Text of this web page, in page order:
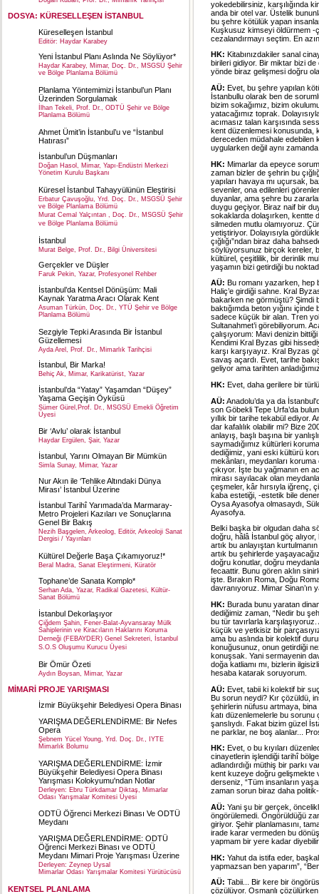
DOSYA: KÜRESELLEŞEN İSTANBUL
Küreselleşen İstanbul
Editör: Haydar Karabey
Yeni İstanbul Planı Aslında Ne Söylüyor*
Haydar Karabey, Mimar, Doç. Dr., MSGSÜ Şehir
ve Bölge Planlama Bölümü
Planlama Yöntemimizi İstanbul’un Planı
Üzerinden Sorgulamak
İlhan Tekeli, Prof. Dr., ODTÜ Şehir ve Bölge
Planlama Bölümü
Ahmet Ümit’in İstanbul’u ve “İstanbul
Hatırası”
İstanbul’un Düşmanları
Doğan Hasol, Mimar, Yapı-Endüstri Merkezi
Yönetim Kurulu Başkanı
Küresel İstanbul Tahayyülünün Eleştirisi
Erbatur Çavuşoğlu, Yrd. Doç. Dr., MSGSÜ Şehir
ve Bölge Planlama Bölümü
Murat Cemal Yalçıntan , Doç. Dr., MSGSÜ Şehir
ve Bölge Planlama Bölümü
İstanbul
Murat Belge, Prof. Dr., Bilgi Üniversitesi
Gerçekler ve Düşler
Faruk Pekin, Yazar, Profesyonel Rehber
İstanbul’da Kentsel Dönüşüm: Mali
Kaynak Yaratma Aracı Olarak Kent
Asuman Türkün, Doç. Dr., YTÜ Şehir ve Bölge
Planlama Bölümü
Sezgiyle Tepki Arasında Bir İstanbul
Güzellemesi
Ayda Arel, Prof. Dr., Mimarlık Tarihçisi
İstanbul, Bir Marka!
Behiç Ak, Mimar, Karikatürist, Yazar
İstanbul’da “Yatay” Yaşamdan “Düşey”
Yaşama Geçişin Öyküsü
Sümer Gürel,Prof. Dr., MSGSÜ Emekli Öğretim
Üyesi
Bir ‘Avlu’ olarak İstanbul
Haydar Ergülen, Şair, Yazar
İstanbul, Yarını Olmayan Bir Mümkün
Simla Sunay, Mimar, Yazar
Nur Akın ile ‘Tehlike Altındaki Dünya
Mirası’ İstanbul Üzerine
İstanbul Tarihî Yarımada’da Marmaray-
Metro Projeleri Kazıları ve Sonuçlarına
Genel Bir Bakış
Nezih Başgelen, Arkeolog, Editör, Arkeoloji Sanat
Dergisi / Yayınları
Kültürel Değerle Başa Çıkamıyoruz!*
Beral Madra, Sanat Eleştirmeni, Küratör
Tophane’de Sanata Komplo*
Serhan Ada, Yazar, Radikal Gazetesi, Kültür-
Sanat Bölümü
İstanbul Dekorlaşıyor
Çiğdem Şahin, Fener-Balat-Ayvansaray Mülk
Sahiplerinin ve Kiracıların Haklarını Koruma
Derneği (FEBAYDER) Genel Sekreteri, İstanbul
S.O.S Oluşumu Kurucu Üyesi
Bir Ömür Özeti
Aydın Boysan, Mimar, Yazar
MİMARİ PROJE YARIŞMASI
İzmir Büyükşehir Belediyesi Opera Binası
YARIŞMA DEĞERLENDİRME: Bir Nefes
Opera
Şebnem Yücel Young, Yrd. Doç. Dr., IYTE
Mimarlık Bolumu
YARIŞMA DEĞERLENDİRME: İzmir
Büyükşehir Belediyesi Opera Binası
Yarışması Kolokyumu'ndan Notlar
Derleyen: Ebru Türkdamar Diktaş, Mimarlar
Odası Yarışmalar Komitesi Üyesi
ODTÜ Öğrenci Merkezi Binası Ve ODTÜ
Meydanı
YARIŞMA DEĞERLENDİRME: ODTÜ
Öğrenci Merkezi Binası ve ODTÜ
Meydanı Mimari Proje Yarışması Üzerine
Derleyen: Zeynep Uysal
Mimarlar Odası Yarışmalar Komitesi Yürütücüsü
KENTSEL PLANLAMA
yokedebilirsiniz, karşılığında
anda bir otel var. Üstelik
bu şehre kötülük yapan
Kuşkusuz kimseyi öldürmem -
cezalandırmayı seçtim. En
HK: Kitabınızdakiler sanal
birileri gidiyor. Bir miktar bizi
yönde biraz gelişmesi doğru
AÜ: Evet, bu şehre yapılan
İstanbullu olarak ben de
bizim sokağımız, bizim
yatacağımız toprak.
acımasız talan karşısında
kent düzenlemesi konusunda,
dereceden müdahale edebilen
uygularken değil aynı
HK: Mimarlar da epeyce
zaman bizler de şehrin bu
yapıları havaya mı uçursak,
sevenler, ona edilenleri
duyanlar, ama şehre bu
duygu geçiyor. Biraz naif bir
sokaklarda dolaşırken, kentte
silmeden mutlu olamıyoruz.
yetiştiriyor. Dolayısıyla
çığlığı”ndan biraz daha
söylüyorsunuz birçok kereler,
kültürel, çeşitlilik, bir derinlik
yaşamın bizi getirdiği bu
AÜ: Bu romanı yazarken, hep
Haliç’e girdiği sahne. Kral
bakarken ne görmüştü? Şimdi
baktığımda beton yığını
sadece küçük bir alan. Tren
Sultanahmet’i görebiliyorum.
çalışıyorum: Mavi denizin
Kendimi Kral Byzas gibi
karşı karşıyayız. Kral Byzas
savaş açardı. Evet, tarihe
geliyor ama tarihten
HK: Evet, daha gerilere bir
AÜ: Anadolu’da ya da
son Göbekli Tepe Urfa’da
yıllık bir tarihe tekabül ediyor.
dar kafalılık olabilir mi? Bize
anlayış, başlı başına bir
saymadığımız kültürleri
dediğimiz, yani eski kültürü
mekânları, meydanları
çıkıyor. İşte bu yağmanın en
mirası sayılacak olan
çeşmeler, kâr hırsıyla iğrenç,
kaba estetiği, -estetik bile
Oysa Ayasofya olmasaydı,
Ayasofya.
Belki başka bir olgudan daha
doğru, hâlâ İstanbul göç
artık bu anlayıştan
artık bu şehirlerde
doğru konutlar, doğru
fecaattir. Bunu gören aklın
işte. Bırakın Roma, Doğu
davranıyoruz. Mimar Sinan’ın
HK: Burada bunu yaratan
dediğimiz zaman, “Nedir bu
bu tür tavırlarla
küçük ve yetkisiz bir
ama bu aslında bir kolektif
konuğusunuz, onun getirdiği
konuşsak. Yani sermayenin
doğa katliamı mı, bizlerin
hesaba katarak soruyorum.
AÜ: Evet, tabii ki kolektif bir
Bu sorun neydi? Kır çözüldü,
şehirlerin nüfusu artmaya, bina
katı düzenlemelerle bu sorunu
şanslıydı. Fakat bizim güzel
ne parklar, ne boş alanlar...
HK: Evet, o bu kıyıları
cinayetlerin işlendiği tarihî
adlandırdığı müthiş bir parkı
kent kuzeye doğru gelişmekte
derseniz, “Tüm insanların
zaman sorun biraz daha
AÜ: Yani şu bir gerçek,
öngörülemedi. Öngörüldüğü
giriyor. Şehir planlamasını,
irade karar vermeden bu
yapmam bir yere kadar
HK: Yahut da istifa eder,
yapmazsan ben yaparım”,
AÜ: Tabii... Bir kere bir
çözülüyor. Osmanlı